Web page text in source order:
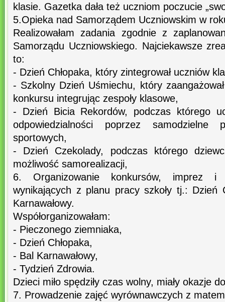
klasie. Gazetka dała też uczniom poczucie
5.Opieka nad Samorządem Uczniowskim w
Realizowałam zadania zgodnie z
Samorządu Uczniowskiego. Najciekawsze
to:
- Dzień Chłopaka, który zintegrował uczniów
- Szkolny Dzień Uśmiechu, który
konkursu integrując zespoły klasowe,
- Dzień Bicia Rekordów, podczas którego
odpowiedzialności poprzez samodzielne
sportowych,
- Dzień Czekolady, podczas którego
możliwość samorealizacji,
6. Organizowanie konkursów, imprez i
wynikających z planu pracy szkoły tj.: Dzień
Karnawałowy.
Współorganizowałam:
- Pieczonego ziemniaka,
- Dzień Chłopaka,
- Bal Karnawałowy,
- Tydzień Zdrowia.
Dzieci miło spędziły czas wolny, miały okazje
7. Prowadzenie zajęć wyrównawczych z